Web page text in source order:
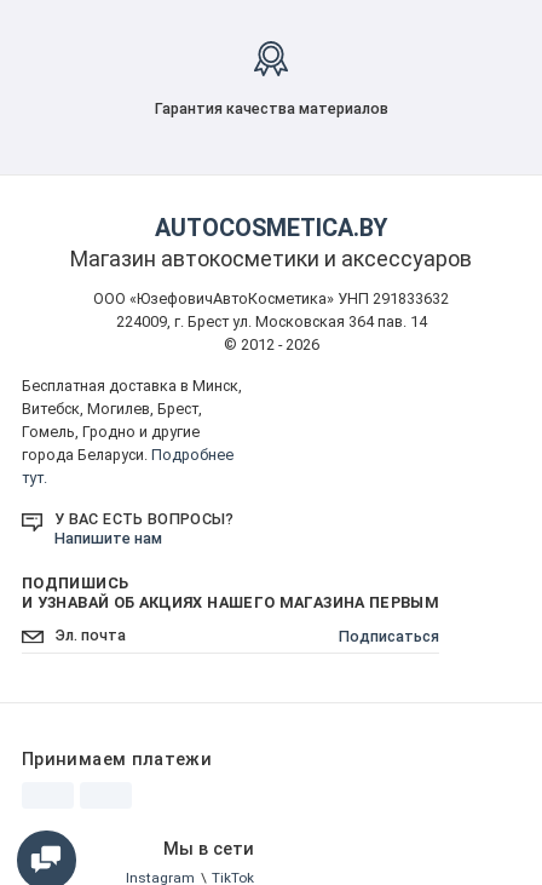
Гарантия качества материалов
AUTOCOSMETICA.BY
Магазин автокосметики и аксессуаров
ООО «ЮзефовичАвтоКосметика» УНП 291833632
224009, г. Брест ул. Московская 364 пав. 14
© 2012 - 2026
Бесплатная доставка в Минск,
Витебск, Могилев, Брест,
Гомель, Гродно и другие
города Беларуси. Подробнее
тут.
У ВАС ЕСТЬ ВОПРОСЫ?
Напишите нам
ПОДПИШИСЬ
И УЗНАВАЙ ОБ АКЦИЯХ НАШЕГО МАГАЗИНА ПЕРВЫМ
Подписаться
Принимаем платежи
Мы в сети
Instagram \ TikTok